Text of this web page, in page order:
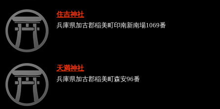
住吉神社
兵庫県加古郡稲美町印南新南場1069番
天満神社
兵庫県加古郡稲美町森安96番